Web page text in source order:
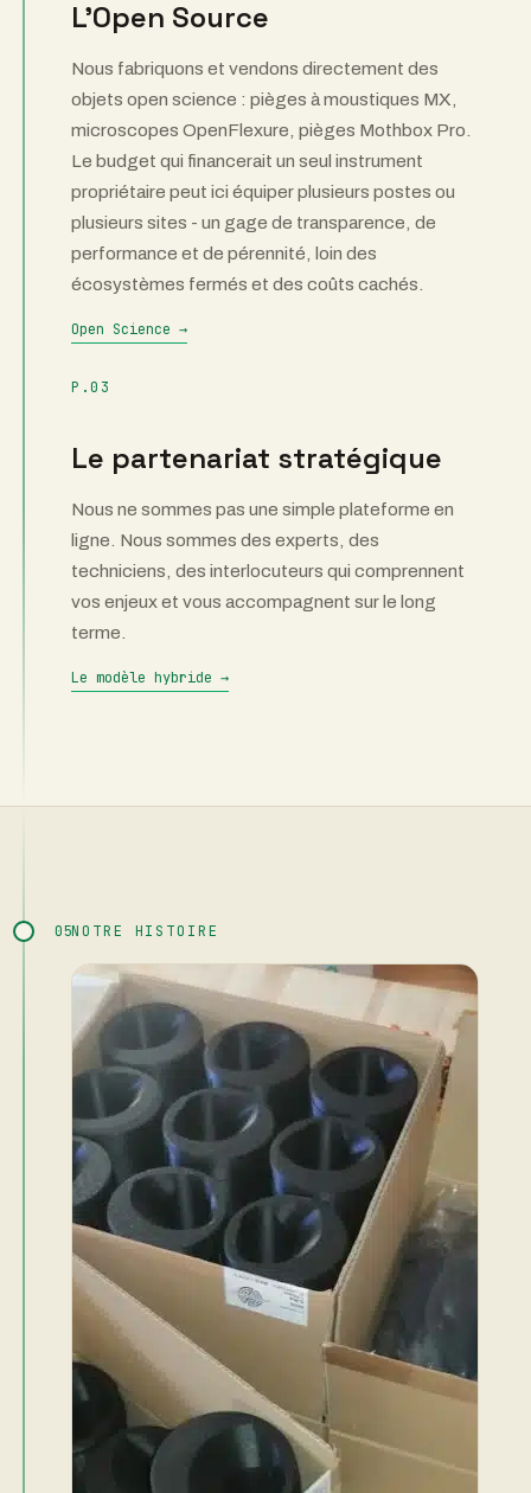
L'Open Source
Nous fabriquons et vendons directement des
objets open science : pièges à moustiques MX,
microscopes OpenFlexure, pièges Mothbox Pro.
Le budget qui financerait un seul instrument
propriétaire peut ici équiper plusieurs postes ou
plusieurs sites - un gage de transparence, de
performance et de pérennité, loin des
écosystèmes fermés et des coûts cachés.
Open Science →
P.03
Le partenariat stratégique
Nous ne sommes pas une simple plateforme en
ligne. Nous sommes des experts, des
techniciens, des interlocuteurs qui comprennent
vos enjeux et vous accompagnent sur le long
terme.
Le modèle hybride →
05NOTRE HISTOIRE